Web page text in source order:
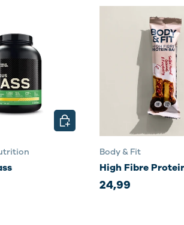
OPTIONEN AUSWÄHLEN
Body & Fit
High Fibre
24,99